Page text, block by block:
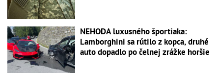
NEHODA luxusného športiaka:
Lamborghini sa rútilo z kopca, druhé
auto dopadlo po čelnej zrážke horšie